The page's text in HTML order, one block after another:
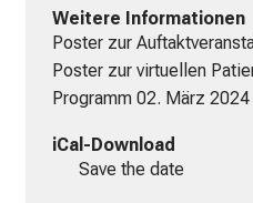
Weitere Informationen
Poster zur
Poster zur virtuellen
Programm 02. März 2024
iCal-Download
Save the date